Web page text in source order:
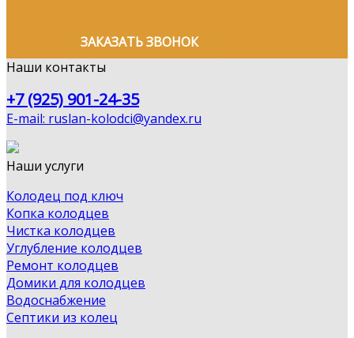
ЗАКАЗАТЬ ЗВОНОК
Наши контакты
+7 (925) 901-24-35
E-mail: ruslan-kolodci@yandex.ru
Наши услуги
Колодец под ключ
Копка колодцев
Чистка колодцев
Углубление колодцев
Ремонт колодцев
Домики для колодцев
Водоснабжение
Септики из колец